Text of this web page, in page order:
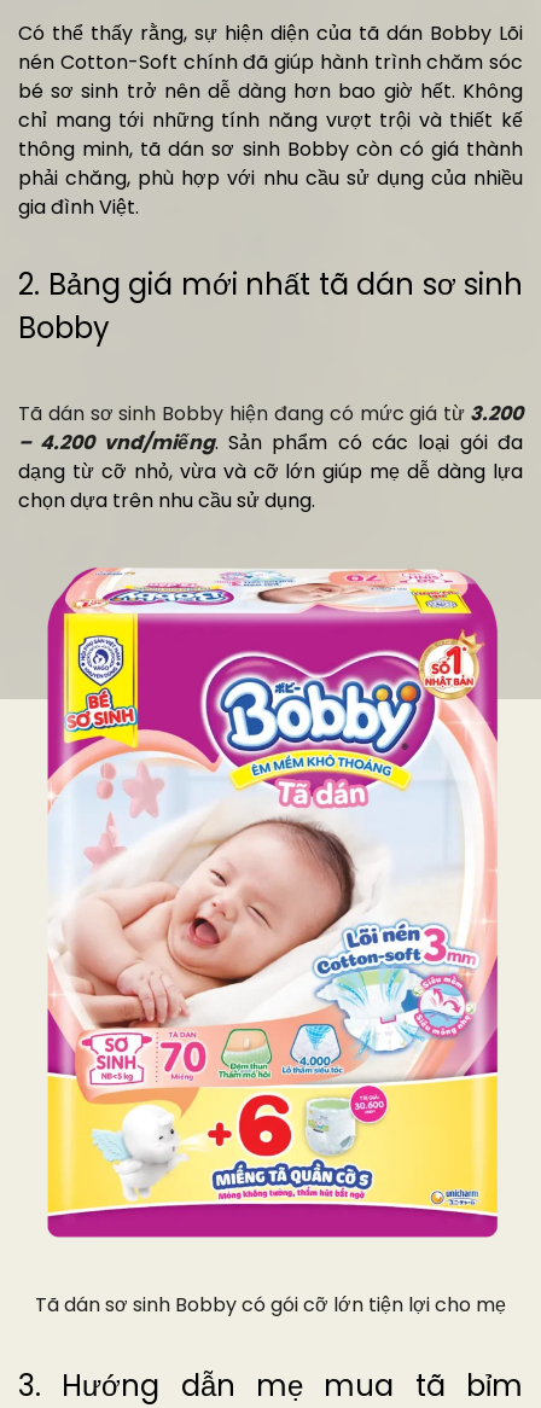
Có thể thấy rằng, sự hiện diện của tã dán Bobby Lõi
nén Cotton-Soft chính đã giúp hành trình chăm sóc
bé sơ sinh trở nên dễ dàng hơn bao giờ hết. Không
chỉ mang tới những tính năng vượt trội và thiết kế
thông minh, tã dán sơ sinh Bobby còn có giá thành
phải chăng, phù hợp với nhu cầu sử dụng của nhiều
gia đình Việt.
2. Bảng giá mới nhất tã dán sơ sinh
Bobby
Tã dán sơ sinh Bobby hiện đang có mức giá từ 3.200
– 4.200 vnđ/miếng. Sản phẩm có các loại gói đa
dạng từ cỡ nhỏ, vừa và cỡ lớn giúp mẹ dễ dàng lựa
chọn dựa trên nhu cầu sử dụng.
Tã dán sơ sinh Bobby có gói cỡ lớn tiện lợi cho mẹ
3. Hướng dẫn mẹ mua tã bỉm